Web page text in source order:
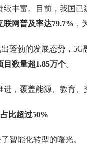
丰富。目前，我国已
联网普及率达79.7% ，
蓬勃的发展态势，5G
目数量超1.85万个。
，覆盖能源、教育、
占比超过50%
智能化转型的曙光。